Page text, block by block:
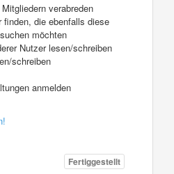
verabreden
finden, die ebenfalls diese
möchten
Nutzer lesen/schreiben
schreiben
anmelden
Fertiggestellt